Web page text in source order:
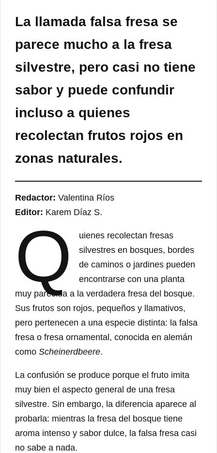
La llamada falsa fresa se
parece mucho a la fresa
silvestre, pero casi no tiene
sabor y puede confundir
incluso a quienes
recolectan frutos rojos en
zonas naturales.
Redactor: Valentina Ríos
Editor: Karem Díaz S.
Q
uienes recolectan fresas
silvestres en bosques, bordes
de caminos o jardines pueden
encontrarse con una planta
muy parecida a la verdadera fresa del bosque.
Sus frutos son rojos, pequeños y llamativos,
pero pertenecen a una especie distinta: la falsa
fresa o fresa ornamental, conocida en alemán
como Scheinerdbeere.
La confusión se produce porque el fruto imita
muy bien el aspecto general de una fresa
silvestre. Sin embargo, la diferencia aparece al
probarla: mientras la fresa del bosque tiene
aroma intenso y sabor dulce, la falsa fresa casi
no sabe a nada.